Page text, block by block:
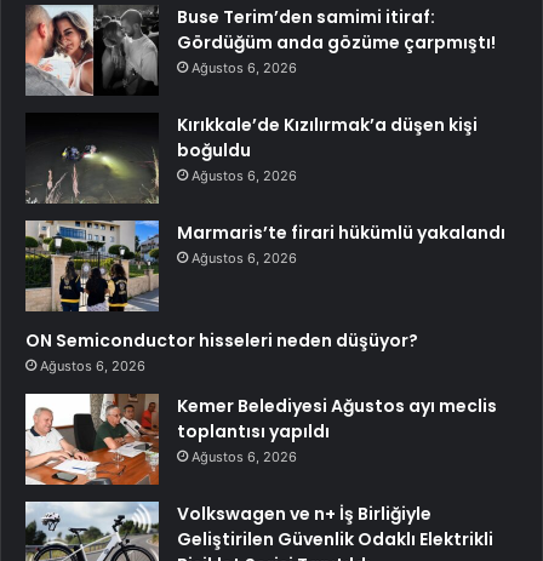
Buse Terim’den samimi itiraf:
Gördüğüm anda gözüme çarpmıştı!
Ağustos 6, 2026
Kırıkkale’de Kızılırmak’a düşen kişi
boğuldu
Ağustos 6, 2026
Marmaris’te firari hükümlü yakalandı
Ağustos 6, 2026
ON Semiconductor hisseleri neden düşüyor?
Ağustos 6, 2026
Kemer Belediyesi Ağustos ayı meclis
toplantısı yapıldı
Ağustos 6, 2026
Volkswagen ve n+ İş Birliğiyle
Geliştirilen Güvenlik Odaklı Elektrikli